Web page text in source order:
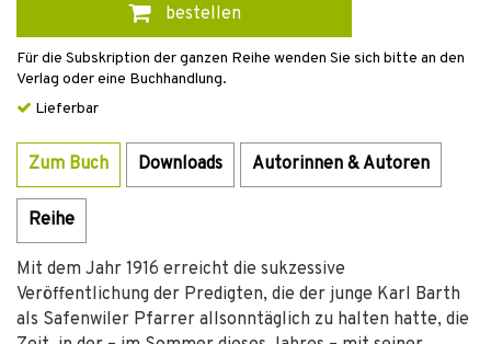
bestellen
Für die Subskription der ganzen Reihe wenden Sie sich bitte an den
Verlag oder eine Buchhandlung.
Lieferbar
Zum Buch Downloads Autorinnen & Autoren
Reihe
Mit dem Jahr 1916 erreicht die sukzessive
Veröffentlichung der Predigten, die der junge Karl Barth
als Safenwiler Pfarrer allsonntäglich zu halten hatte, die